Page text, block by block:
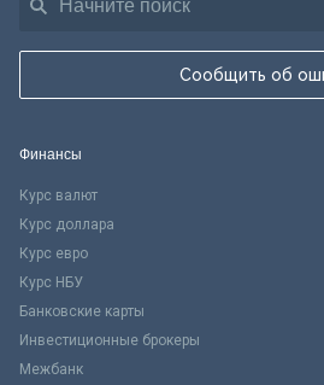
Сообщить об
Финансы
Курс валют
Курс доллара
Курс евро
Курс НБУ
Банковские карты
Инвестиционные брокеры
Межбанк